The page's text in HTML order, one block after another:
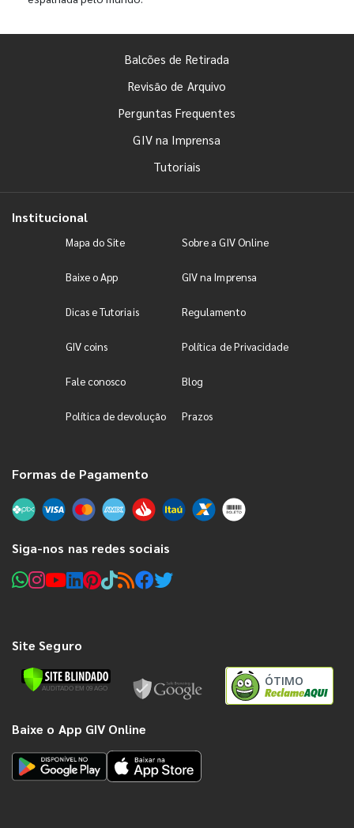
Balcões de Retirada
Revisão de Arquivo
Perguntas Frequentes
GIV na Imprensa
Tutoriais
Institucional
Mapa do Site Sobre a GIV Online
Baixe o App GIV na Imprensa
Dicas e Tutoriais Regulamento
GIV coins Política de Privacidade
Fale conosco Blog
Política de devolução Prazos
Formas de Pagamento
Siga-nos nas redes sociais
Site Seguro
ÓTIMO
Baixe o App GIV Online